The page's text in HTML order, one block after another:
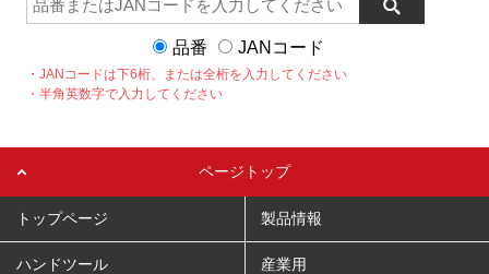
品番 JANコード
・JANコードは下6桁、または全桁を入力してください
・半角英数字で入力してください
ページトップ
トップページ 製品情報
ハンドツール
産業用